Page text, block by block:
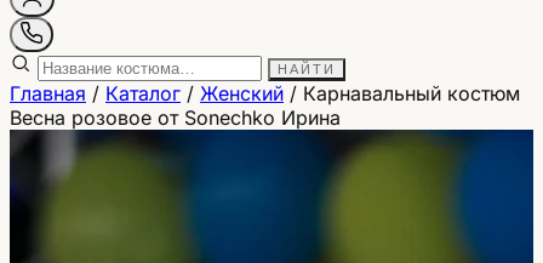
НАЙТИ
Главная / Каталог / Женский / Карнавальный костюм
Весна розовое от Sonechko Ирина